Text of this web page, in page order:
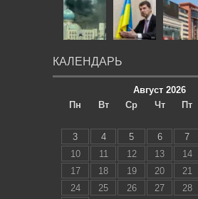
КАЛЕНДАРЬ
Август 2026
Пн
Вт Ср Чт Пт
3
4 5 6 7
10
11 12 13 14
17
18 19 20 21
24
25 26 27 28